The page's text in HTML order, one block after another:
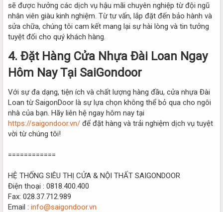
sẽ được hưởng các dịch vụ hậu mãi chuyên nghiệp từ đội ngũ
nhân viên giàu kinh nghiệm. Từ tư vấn, lắp đặt đến bảo hành và
sửa chữa, chúng tôi cam kết mang lại sự hài lòng và tin tưởng
tuyệt đối cho quý khách hàng.
4. Đặt Hàng Cửa Nhựa Đài Loan Ngay
Hôm Nay Tại SaiGondoor​
Với sự đa dạng, tiện ích và chất lượng hàng đầu, cửa nhựa Đài
Loan từ SaigonDoor là sự lựa chọn không thể bỏ qua cho ngôi
nhà của bạn. Hãy liên hệ ngay hôm nay tại
https://saigondoor.vn/ để đặt hàng và trải nghiệm dịch vụ tuyệt
vời từ chúng tôi!
============
HỆ THỐNG SIÊU THỊ CỬA & NỘI THẤT SAIGONDOOR
Điện thoại : 0818.400.400
Fax: 028.37.712.989
Email : info@saigondoor.vn